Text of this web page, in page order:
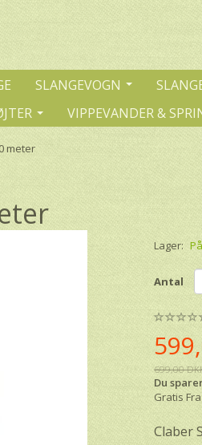
SLANGEVOGN
VIPPEVANDER &
meter
Lager:
Antal
699,00
Du
Gratis
Claber